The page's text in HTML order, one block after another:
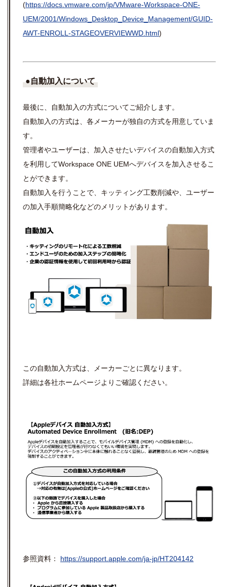
(https://docs.vmware.com/jp/VMware-Workspace-ONE-
UEM/2001/Windows_Desktop_Device_Management/GUID-
AWT-ENROLL-STAGEOVERVIEWWD.html)
●自動加入について
最後に、自動加入の方式についてご紹介します。
自動加入の方式は、各メーカーが独自の方式を用意していま
す。
管理者やユーザーは、加入させたいデバイスの自動加入方式
を利用してWorkspace ONE UEMへデバイスを加入させるこ
とができます。
自動加入を行うことで、キッティング工数削減や、ユーザー
の加入手順簡略化などのメリットがあります。
この自動加入方式は、メーカーごとに異なります。
詳細は各社ホームページよりご確認ください。
参照資料： https://support.apple.com/ja-jp/HT204142